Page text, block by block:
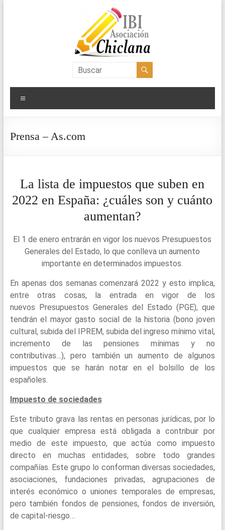
Asociación
IBI
Chiclana
Prensa – As.com
La lista de impuestos que suben en
2022 en España: ¿cuáles son y cuánto
aumentan?
El 1 de enero entrarán en vigor los nuevos Presupuestos
Generales del Estado, lo que conlleva un aumento
importante en determinados impuestos.
En apenas dos semanas comenzará 2022 y esto implica,
entre otras cosas, la entrada en vigor de los
nuevos Presupuestos Generales del Estado (PGE), que
tendrán el mayor gasto social de la historia (bono joven
cultural, subida del IPREM, subida del ingreso mínimo vital,
incremento de las pensiones mínimas y no
contributivas…), pero también un aumento de algunos
impuestos que se harán notar en el bolsillo de los
españoles.
Impuesto de sociedades
Este tributo grava las rentas en personas jurídicas, por lo
que cualquier empresa está obligada a contribuir por
medio de este impuesto, que actúa como impuesto
directo en muchas entidades, sobre todo grandes
compañías. Este grupo lo conforman diversas sociedades,
asociaciones, fundaciones privadas, agrupaciones de
interés económico o uniones temporales de empresas,
pero también fondos de pensiones, fondos de inversión,
de capital-riesgo…